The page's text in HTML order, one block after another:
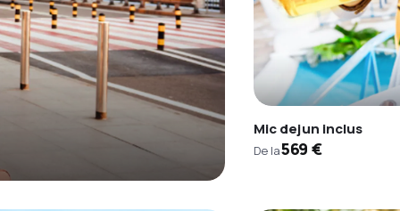
Mic dejun inclus
De la569 €